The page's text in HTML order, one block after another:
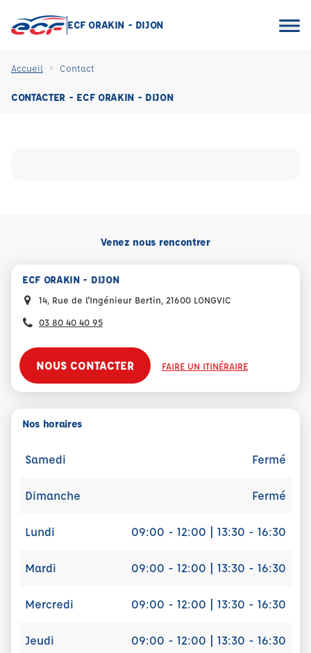
ECF ORAKIN - DIJON
Accueil Contact
CONTACTER - ECF ORAKIN - DIJON
Venez nous rencontrer
ECF ORAKIN - DIJON
14, Rue de l'Ingénieur Bertin, 21600 LONGVIC
03 80 40 40 95
NOUS CONTACTER FAIRE UN ITINÉRAIRE
Nos horaires
Samedi Fermé
Dimanche Fermé
Lundi 09:00 - 12:00 | 13:30 - 16:30
Mardi 09:00 - 12:00 | 13:30 - 16:30
Mercredi 09:00 - 12:00 | 13:30 - 16:30
Jeudi 09:00 - 12:00 | 13:30 - 16:30